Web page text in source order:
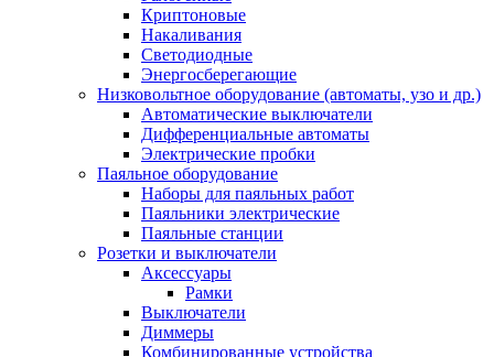
Криптоновые
Накаливания
Светодиодные
Энергосберегающие
Низковольтное оборудование (автоматы, узо и др.)
Автоматические выключатели
Дифференциальные автоматы
Электрические пробки
Паяльное оборудование
Наборы для паяльных работ
Паяльники электрические
Паяльные станции
Розетки и выключатели
Аксессуары
Рамки
Выключатели
Диммеры
Комбинированные устройства